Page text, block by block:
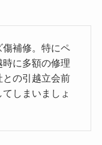
補修。特にペ
に多額の修理
の引越立会前
しまいましょ